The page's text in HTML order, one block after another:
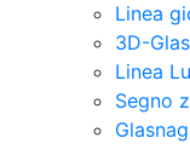
Linea
3D-
Linea
Segno